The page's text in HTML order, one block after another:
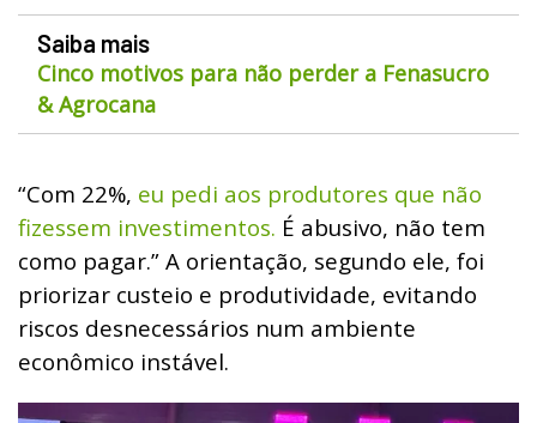
Saiba mais
Cinco motivos para não perder a Fenasucro
& Agrocana
“Com 22%, eu pedi aos produtores que não
fizessem investimentos. É abusivo, não tem
como pagar.” A orientação, segundo ele, foi
priorizar custeio e produtividade, evitando
riscos desnecessários num ambiente
econômico instável.